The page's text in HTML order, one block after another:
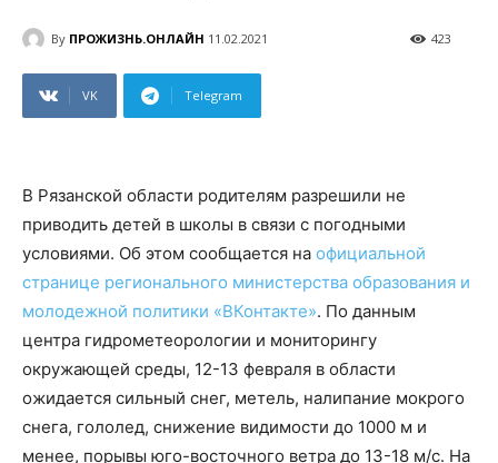
By ПРОЖИЗНЬ.ОНЛАЙН 11.02.2021 423
VK Telegram
В Рязанской области родителям разрешили не
приводить детей в школы в связи с погодными
условиями. Об этом сообщается на официальной
странице регионального министерства образования и
молодежной политики «ВКонтакте». По данным
центра гидрометеорологии и мониторингу
окружающей среды, 12-13 февраля в области
ожидается сильный снег, метель, налипание мокрого
снега, гололед, снижение видимости до 1000 м и
менее, порывы юго-восточного ветра до 13-18 м/с. На